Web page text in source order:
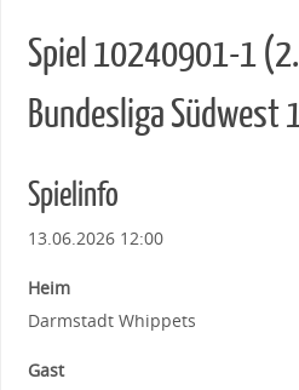
Spiel 10240901-1
Bundesliga Südwest
Spielinfo
13.06.2026 12:00
Heim
Darmstadt Whippets
Gast